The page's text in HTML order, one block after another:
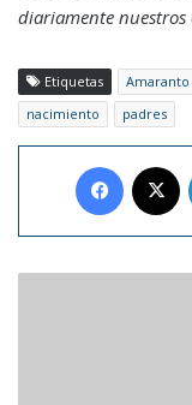
diariamente nuestros
Etiquetas Amaranto
nacimiento
padres
Facebook